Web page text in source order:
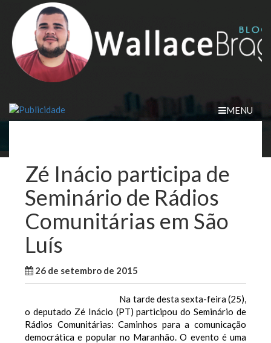
content
MENU
Zé Inácio participa de
Seminário de Rádios
Comunitárias em São
Luís
26 de setembro de 2015
Na tarde desta sexta-feira (25),
o deputado Zé Inácio (PT) participou do Seminário de
Rádios Comunitárias: Caminhos para a comunicação
democrática e popular no Maranhão. O evento é uma